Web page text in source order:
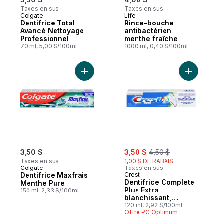
Taxes en sus
Colgate
Dentifrice Total
Avancé Nettoyage
Professionnel
70 ml, 5,00 $/100ml
Taxes en sus
Life
Rince-bouche
antibactérien
menthe fraîche
1000 ml, 0,40 $/100ml
3,50 $
Taxes en sus
Colgate
Dentifrice Maxfrais
Menthe Pure
150 ml, 2,33 $/100ml
Ajouter Dentifrice Maxfrais Menthe Pure
sale:
3,50 $ , formerly:
4,50 $
1,00 $ DE RABAIS
Taxes en sus
Crest
Dentifrice Complete
Plus Extra
blanchissant,
Menthe vive
120 ml, 2,92 $/100ml
Offre PC Optimum
Ajouter